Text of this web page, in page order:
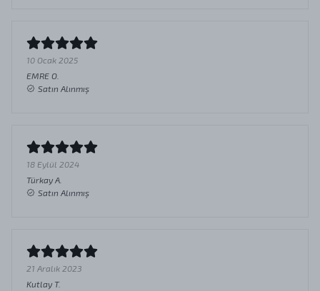
10 Ocak 2025
EMRE O.
Satın Alınmış
18 Eylül 2024
Türkay A.
Satın Alınmış
21 Aralık 2023
Kutlay T.